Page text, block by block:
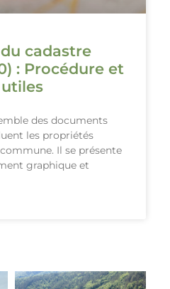
cadastre
: Procédure et
des documents
les propriétés
Il se présente
graphique et